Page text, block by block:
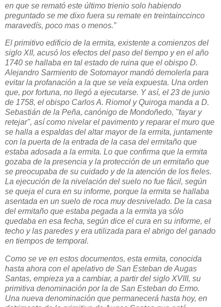
en que se remató este último trienio solo habiendo
preguntado se me dixo fuera su remate en treintainccinco
maravedís, poco mas o menos.”
El primitivo edificio de la ermita, existente a comienzos del
siglo XII, acusó los efectos del paso del tiempo y en el año
1740 se hallaba en tal estado de ruina que el obispo D.
Alejandro Sarmiento de Sotomayor mandó demolerla para
evitar la profanación a la que se veía expuesta. Una orden
que, por fortuna, no llegó a ejecutarse. Y así, el 23 de junio
de 1758, el obispo Carlos A. Riomol y Quiroga manda a D.
Sebastián de la Peña, canónigo de Mondoñedo, "fayar y
retejar", así como nivelar el pavimento y reparar el muro que
se halla a espaldas del altar mayor de la ermita, juntamente
con la puerta de la entrada de la casa del ermitaño que
estaba adosada a la ermita. Lo que confirma que la ermita
gozaba de la presencia y la protección de un ermitaño que
se preocupaba de su cuidado y de la atención de los fieles.
La ejecución de la nivelación del suelo no fue fácil, según
se queja el cura en su informe, porque la ermita se hallaba
asentada en un suelo de roca muy desnivelado. De la casa
del ermitaño que estaba pegada a la ermita ya sólo
quedaba en esa fecha, según dice el cura en su informe, el
techo y las paredes y era utilizada para el abrigo del ganado
en tiempos de temporal.
Como se ve en estos documentos, esta ermita, conocida
hasta ahora con el apelativo de San Esteban de Augas
Santas, empieza ya a cambiar, a partir del siglo XVIII, su
primitiva denominación por la de San Esteban do Ermo.
Una nueva denominación que permanecerá hasta hoy, en